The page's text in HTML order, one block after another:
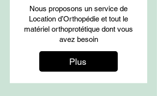
Nous proposons un service de
Location d’Orthopédie et tout le
matériel orthoprotétique dont vous
avez besoin
Plus